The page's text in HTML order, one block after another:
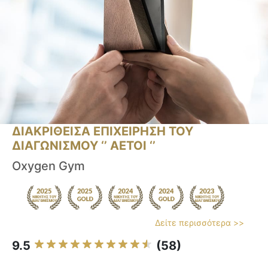
ΔΙΑΚΡΙΘΕΙΣΑ ΕΠΙΧΕΙΡΗΣΗ ΤΟΥ
ΔΙΑΓΩΝΙΣΜΟΥ ‘’ ΑΕΤΟΙ ‘’
Oxygen Gym
Δείτε περισσότερα >>
9.5 (58)